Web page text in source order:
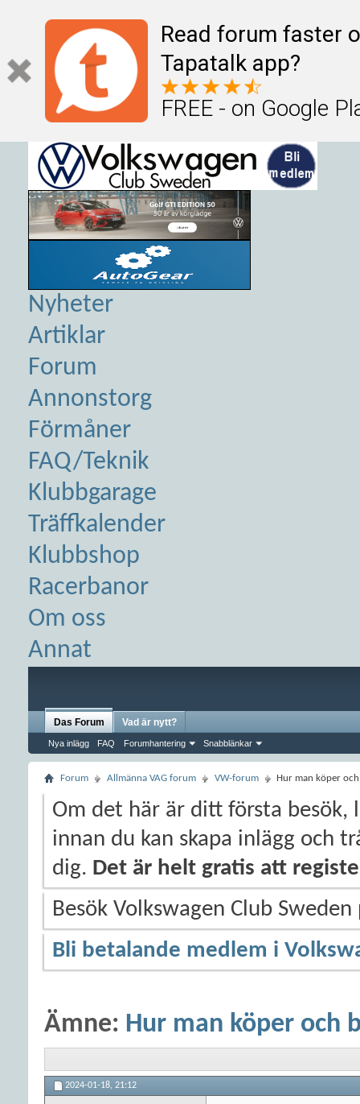
Read forum faster
Tapatalk app?
FREE - on Google
Nyheter
Artiklar
Forum
Annonstorg
Förmåner
FAQ/Teknik
Klubbgarage
Träffkalender
Klubbshop
Racerbanor
Om oss
Annat
Das Forum
Nya inlägg FAQ Forumhantering Snabblänkar
Vad är nytt?
Forum Allmänna VAG forum VW-forum Hur man köper
Om det här är ditt första besök,
innan du kan skapa inlägg och
dig. Det är helt gratis att
Besök Volkswagen Club
Bli betalande medlem i
Ämne: Hur man köper och
2024-01-18, 21:12